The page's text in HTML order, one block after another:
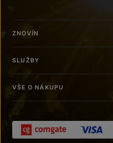
ZNOVÍN
SLUŽBY
VŠE O NÁKUPU